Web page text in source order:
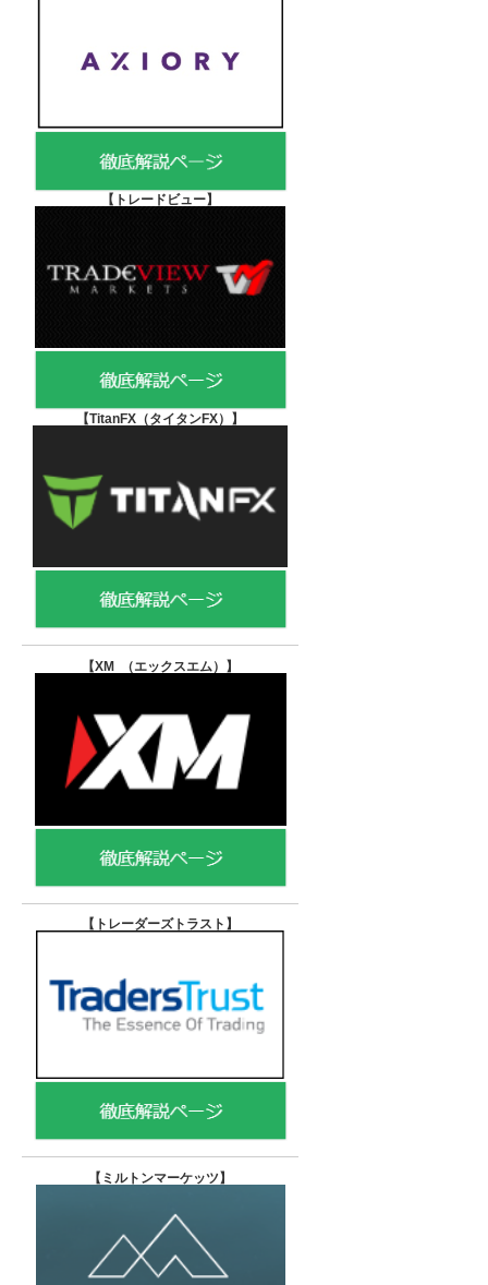
【 トレードビュー】
【TitanFX（タイタンFX） 】
【XM （エックスエム） 】
【トレーダーズトラスト 】
【 ミルトンマーケッツ】